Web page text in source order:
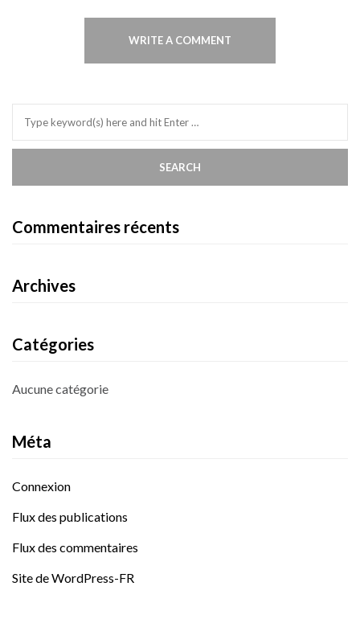
WRITE A COMMENT
Commentaires récents
Archives
Catégories
Aucune catégorie
Méta
Connexion
Flux des publications
Flux des commentaires
Site de WordPress-FR